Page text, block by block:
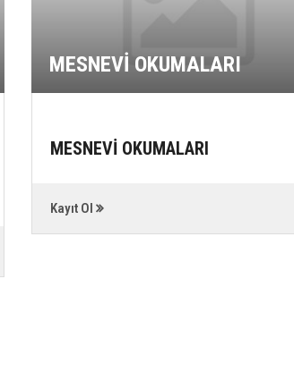
MESNEVİ OKUMALARI
MESNEVİ OKUMALARI
Kayıt Ol